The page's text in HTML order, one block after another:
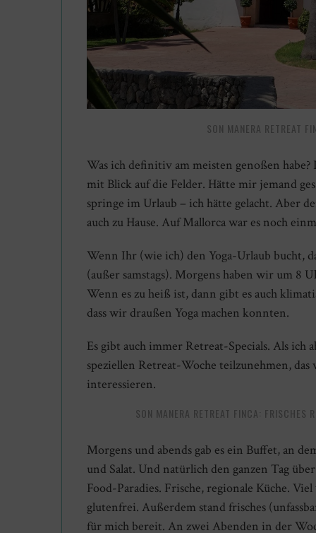
SON MANERA RETREAT
Was ich definitiv am meisten genoßen
mit Blick auf die Felder. Hätte mir jemand
springe im Urlaub – ich hätte gelacht. Aber
auch zu Hause. Auf Mallorca war es noch
Wenn Ihr (wie ich) den Yoga-Urlaub bucht,
(außer samstags). Morgens haben wir um 8
Wenn es zu heiß ist, dann gibt es auch
dass wir draußen Yoga machen konnten.
Es gibt auch immer Retreat-Specials. Als
speziellen Retreat-Woche teilzunehmen,
interessieren.
SON MANERA RETREAT FINCA: FRISCHES
Morgens und abends gab es ein Buffet, an
und Salat. Und natürlich den ganzen Tag
Food-Paradies. Frische, regionale Küche.
glutenfrei. Außerdem stand frisches
für mich bereit. An zwei Abenden in der